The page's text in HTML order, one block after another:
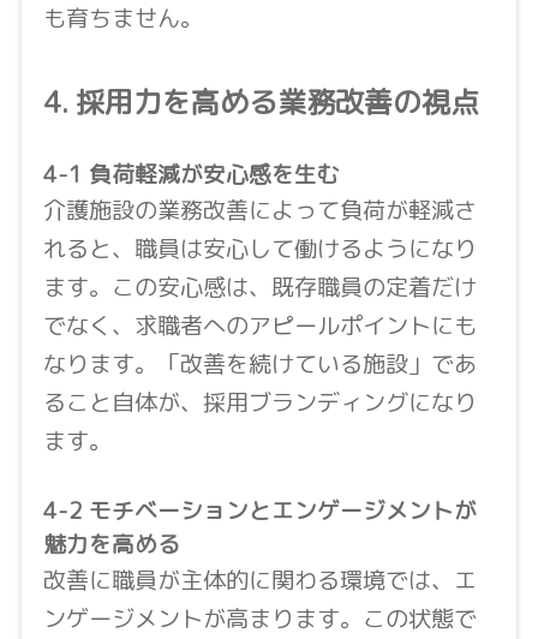
も育ちません。
4. 採用力を高める業務改善の視点
4-1 負荷軽減が安心感を生む
介護施設の業務改善によって負荷が軽減さ
れると、職員は安心して働けるようになり
ます。この安心感は、既存職員の定着だけ
でなく、求職者へのアピールポイントにも
なります。「改善を続けている施設」であ
ること自体が、採用ブランディングになり
ます。
4-2 モチベーションとエンゲージメントが
魅力を高める
改善に職員が主体的に関わる環境では、エ
ンゲージメントが高まります。この状態で